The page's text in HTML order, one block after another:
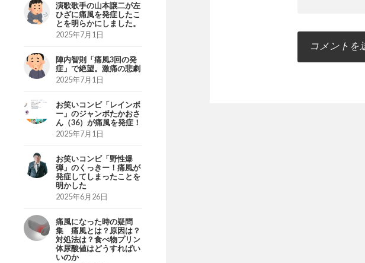
演歌歌手の山本譲二が左
ひざに痛風を発症したこ
とを明らかにしました。
2025年7月1日
陣内智則「痛風3回の発
症」で絶望。激痛の悲劇
2025年7月1日
お笑いコンビ「レインボ
ー」のジャンボたかおさ
ん（36）が痛風を発症！
2025年7月1日
お笑いコンビ「野性爆
弾」のくっきー！痛風が
発症してしまったことを
明かした
2025年6月26日
痛風になった時の疑問
集 痛風とは？原因は？
対処法は？食べ物プリン
体尿酸値はどうすればい
いのか